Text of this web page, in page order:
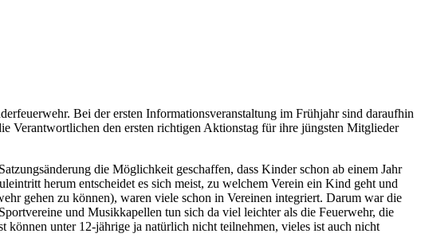
Bei der ersten Informationsveranstaltung im Frühjahr sind daraufhin
Verantwortlichen den ersten richtigen Aktionstag für ihre jüngsten Mitglieder
die Möglichkeit geschaffen, dass Kinder schon ab einem Jahr
herum entscheidet es sich meist, zu welchem Verein ein Kind geht und
gehen zu können), waren viele schon in Vereinen integriert. Darum war die
und Musikkapellen tun sich da viel leichter als die Feuerwehr, die
unter 12-jährige ja natürlich nicht teilnehmen, vieles ist auch nicht